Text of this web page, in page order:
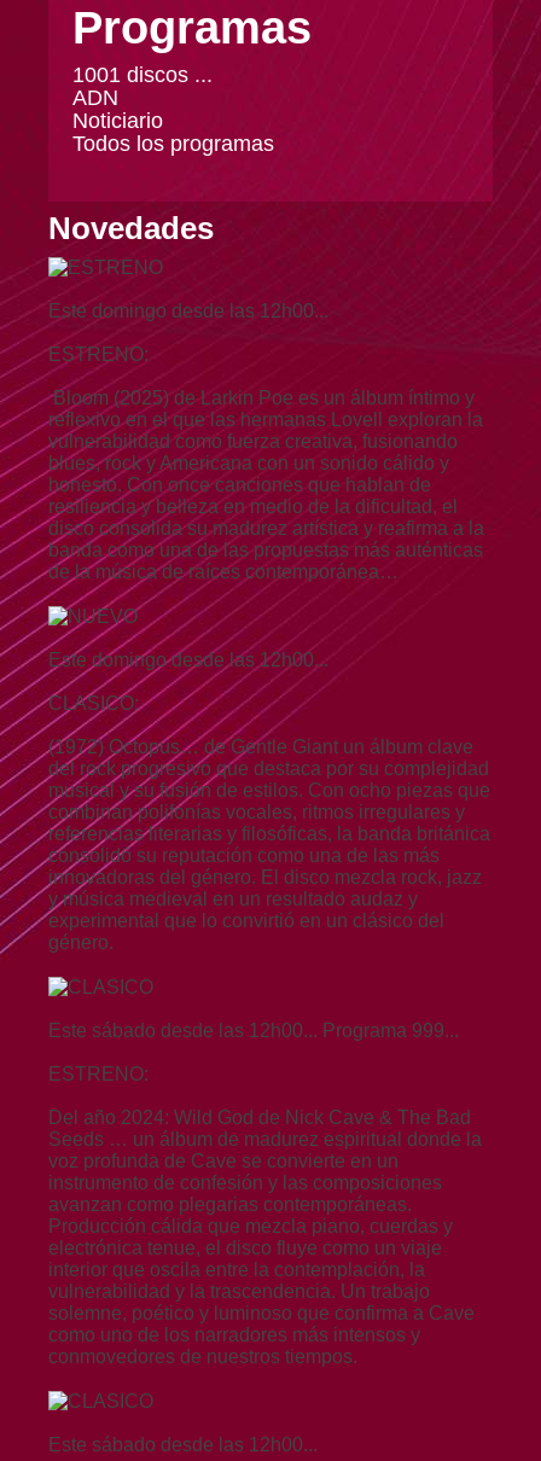
Programas
1001 discos ...
ADN
Noticiario
Todos los programas
Novedades
Este domingo desde las 12h00...
ESTRENO:
Bloom (2025) de Larkin Poe es un álbum íntimo y
reflexivo en el que las hermanas Lovell exploran la
vulnerabilidad como fuerza creativa, fusionando
blues, rock y Americana con un sonido cálido y
honesto. Con once canciones que hablan de
resiliencia y belleza en medio de la dificultad, el
disco consolida su madurez artística y reafirma a la
banda como una de las propuestas más auténticas
de la música de raíces contemporánea…
Este domingo desde las 12h00...
CLASICO:
(1972) Octopus… de Gentle Giant un álbum clave
del rock progresivo que destaca por su complejidad
musical y su fusión de estilos. Con ocho piezas que
combinan polifonías vocales, ritmos irregulares y
referencias literarias y filosóficas, la banda británica
consolidó su reputación como una de las más
innovadoras del género. El disco mezcla rock, jazz
y música medieval en un resultado audaz y
experimental que lo convirtió en un clásico del
género.
Este sábado desde las 12h00... Programa 999...
ESTRENO:
Del año 2024: Wild God de Nick Cave & The Bad
Seeds … un álbum de madurez espiritual donde la
voz profunda de Cave se convierte en un
instrumento de confesión y las composiciones
avanzan como plegarias contemporáneas.
Producción cálida que mezcla piano, cuerdas y
electrónica tenue, el disco fluye como un viaje
interior que oscila entre la contemplación, la
vulnerabilidad y la trascendencia. Un trabajo
solemne, poético y luminoso que confirma a Cave
como uno de los narradores más intensos y
conmovedores de nuestros tiempos.
Este sábado desde las 12h00...